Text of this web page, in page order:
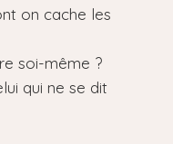
on cache les
soi-même ?
qui ne se dit